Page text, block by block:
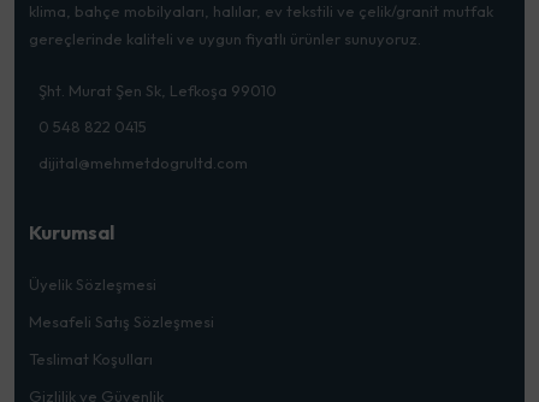
klima, bahçe mobilyaları, halılar, ev tekstili ve çelik/granit mutfak
gereçlerinde kaliteli ve uygun fiyatlı ürünler sunuyoruz.
Şht. Murat Şen Sk, Lefkoşa 99010
0 548 822 0415
dijital@mehmetdogrultd.com
Kurumsal
Üyelik Sözleşmesi
Mesafeli Satış Sözleşmesi
Teslimat Koşulları
Gizlilik ve Güvenlik